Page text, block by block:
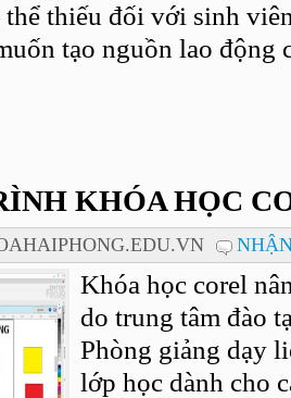
thể thiếu đối với sinh
tạo nguồn lao động
KHÓA HỌC
Khóa học corel
do trung tâm đào
Phòng giảng dạy
lớp học dành cho